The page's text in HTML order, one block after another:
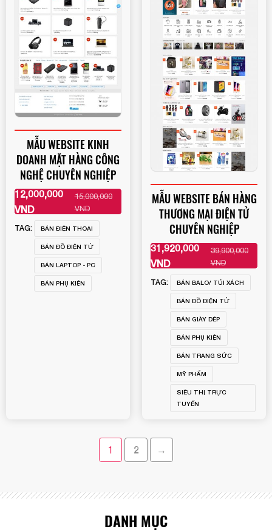
MẪU WEBSITE KINH
DOANH MẶT HÀNG CÔNG
NGHỆ CHUYÊN NGHIỆP
12,000,000
VND
15,000,000
VND
XEM THÊM
TAG: BÁN ĐIỆN THOẠI
BÁN ĐỒ ĐIỆN TỬ
BÁN LAPTOP - PC
BÁN PHỤ KIỆN
MẪU WEBSITE BÁN HÀNG
THƯƠNG MẠI ĐIỆN TỬ
CHUYÊN NGHIỆP
31,920,000
VND
39,900,000
VND
XEM THÊM
TAG: BÁN BALO/ TÚI XÁCH
BÁN ĐỒ ĐIỆN TỬ
BÁN GIÀY DÉP
BÁN PHỤ KIỆN
BÁN TRANG SỨC
MỸ PHẨM
SIÊU THỊ TRỰC
TUYẾN
1 2 →
DANH MỤC